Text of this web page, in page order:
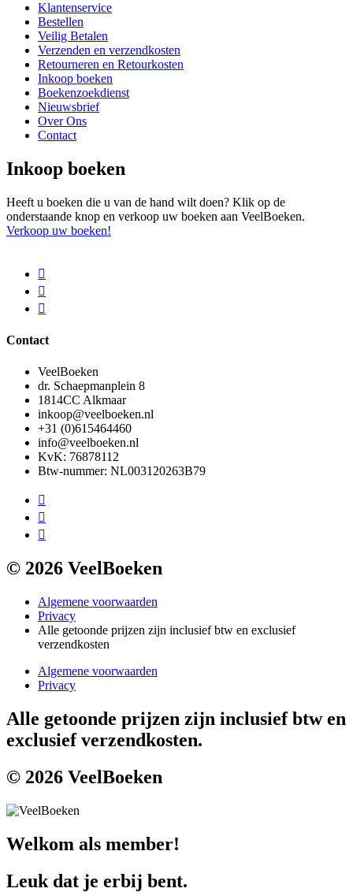
Klantenservice
Bestellen
Veilig Betalen
Verzenden en verzendkosten
Retourneren en Retourkosten
Inkoop boeken
Boekenzoekdienst
Nieuwsbrief
Over Ons
Contact
Inkoop boeken
Heeft u boeken die u van de hand wilt doen? Klik op de
onderstaande knop en verkoop uw boeken aan VeelBoeken.
Verkoop uw boeken!
Contact
VeelBoeken
dr. Schaepmanplein 8
1814CC Alkmaar
inkoop@veelboeken.nl
+31 (0)615464460
info@veelboeken.nl
KvK: 76878112
Btw-nummer: NL003120263B79
© 2026 VeelBoeken
Algemene voorwaarden
Privacy
Alle getoonde prijzen zijn inclusief btw en exclusief
verzendkosten
Algemene voorwaarden
Privacy
Alle getoonde prijzen zijn inclusief btw en
exclusief verzendkosten.
© 2026 VeelBoeken
Welkom als member!
Leuk dat je erbij bent.